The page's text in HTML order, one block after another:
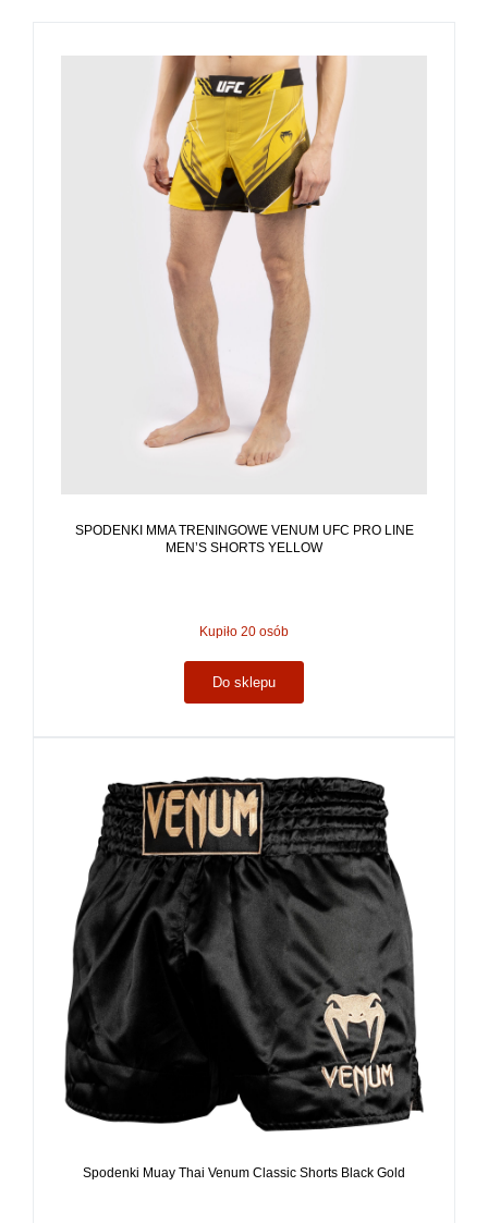
SPODENKI MMA TRENINGOWE VENUM UFC PRO LINE
MEN’S SHORTS YELLOW
Kupiło 20 osób
Do sklepu
Spodenki Muay Thai Venum Classic Shorts Black Gold